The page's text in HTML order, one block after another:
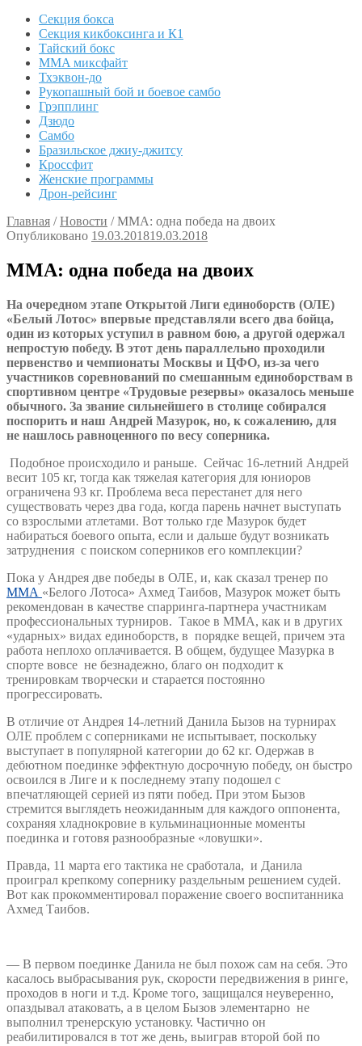
Секция бокса
Секция кикбоксинга и К1
Тайский бокс
MMA миксфайт
Тхэквон-до
Рукопашный бой и боевое самбо
Грэпплинг
Дзюдо
Самбо
Бразильское джиу-джитсу
Кроссфит
Женские программы
Дрон-рейсинг
Главная /Новости /ММА: одна победа на двоих
Опубликовано 19.03.201819.03.2018
ММА: одна победа на двоих
На очередном этапе Открытой Лиги единоборств (ОЛЕ)
«Белый Лотос» впервые представляли всего два бойца,
один из которых уступил в равном бою, а другой одержал
непростую победу. В этот день параллельно проходили
первенство и чемпионаты Москвы и ЦФО, из-за чего
участников соревнований по смешанным единоборствам в
спортивном центре «Трудовые резервы» оказалось меньше
обычного. За звание сильнейшего в столице собирался
поспорить и наш Андрей Мазурок, но, к сожалению, для
не нашлось равноценного по весу соперника.
Подобное происходило и раньше. Сейчас 16-летний Андрей
весит 105 кг, тогда как тяжелая категория для юниоров
ограничена 93 кг. Проблема веса перестанет для него
существовать через два года, когда парень начнет выступать
со взрослыми атлетами. Вот только где Мазурок будет
набираться боевого опыта, если и дальше будут возникать
затруднения с поиском соперников его комплекции?
Пока у Андрея две победы в ОЛЕ, и, как сказал тренер по
ММА «Белого Лотоса» Ахмед Таибов, Мазурок может быть
рекомендован в качестве спарринга-партнера участникам
профессиональных турниров. Такое в ММА, как и в других
«ударных» видах единоборств, в порядке вещей, причем эта
работа неплохо оплачивается. В общем, будущее Мазурка в
спорте вовсе не безнадежно, благо он подходит к
тренировкам творчески и старается постоянно
прогрессировать.
В отличие от Андрея 14-летний Данила Бызов на турнирах
ОЛЕ проблем с соперниками не испытывает, поскольку
выступает в популярной категории до 62 кг. Одержав в
дебютном поединке эффектную досрочную победу, он быстро
освоился в Лиге и к последнему этапу подошел с
впечатляющей серией из пяти побед. При этом Бызов
стремится выглядеть неожиданным для каждого оппонента,
сохраняя хладнокровие в кульминационные моменты
поединка и готовя разнообразные «ловушки».
Правда, 11 марта его тактика не сработала, и Данила
проиграл крепкому сопернику раздельным решением судей.
Вот как прокомментировал поражение своего воспитанника
Ахмед Таибов.
— В первом поединке Данила не был похож сам на себя. Это
касалось выбрасывания рук, скорости передвижения в ринге,
проходов в ноги и т.д. Кроме того, защищался неуверенно,
опаздывал атаковать, а в целом Бызов элементарно не
выполнил тренерскую установку. Частично он
реабилитировался в тот же день, выиграв второй бой по